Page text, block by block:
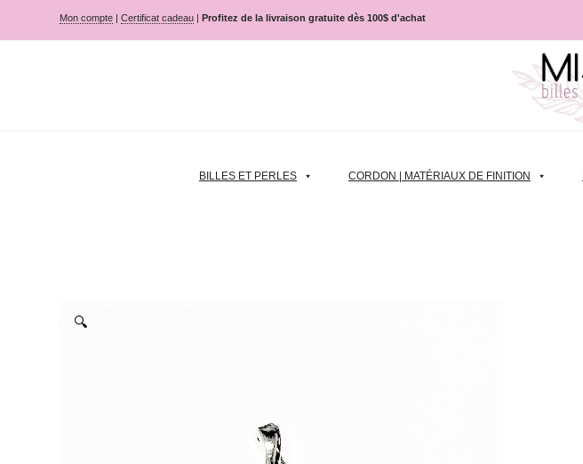
Mon compte |Certificat cadeau |Profitez de la livraison gratuite dès 100$ d'achat
BILLES ET PERLES CORDON | MATÉRIAUX DE FINITION
🔍